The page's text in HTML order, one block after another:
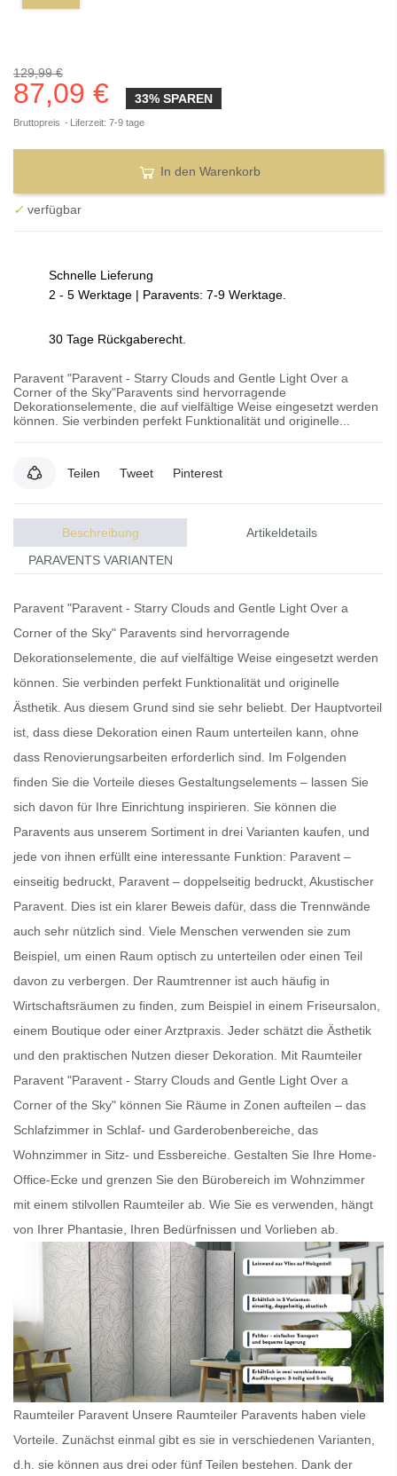
129,99 €
87,09 € 33% SPAREN
Bruttopreis Liferzeit: 7-9 tage
In den Warenkorb
✓ verfügbar
Schnelle Lieferung
2 - 5 Werktage | Paravents: 7-9 Werktage.
30 Tage Rückgaberecht.
Paravent "Paravent - Starry Clouds and Gentle Light Over a
Corner of the Sky"Paravents sind hervorragende
Dekorationselemente, die auf vielfältige Weise eingesetzt werden
können. Sie verbinden perfekt Funktionalität und originelle...
Teilen Tweet Pinterest
Beschreibung
Artikeldetails
PARAVENTS VARIANTEN
Paravent "Paravent - Starry Clouds and Gentle Light Over a
Corner of the Sky" Paravents sind hervorragende
Dekorationselemente, die auf vielfältige Weise eingesetzt werden
können. Sie verbinden perfekt Funktionalität und originelle
Ästhetik. Aus diesem Grund sind sie sehr beliebt. Der Hauptvorteil
ist, dass diese Dekoration einen Raum unterteilen kann, ohne
dass Renovierungsarbeiten erforderlich sind. Im Folgenden
finden Sie die Vorteile dieses Gestaltungselements – lassen Sie
sich davon für Ihre Einrichtung inspirieren. Sie können die
Paravents aus unserem Sortiment in drei Varianten kaufen, und
jede von ihnen erfüllt eine interessante Funktion: Paravent –
einseitig bedruckt, Paravent – doppelseitig bedruckt, Akustischer
Paravent. Dies ist ein klarer Beweis dafür, dass die Trennwände
auch sehr nützlich sind. Viele Menschen verwenden sie zum
Beispiel, um einen Raum optisch zu unterteilen oder einen Teil
davon zu verbergen. Der Raumtrenner ist auch häufig in
Wirtschaftsräumen zu finden, zum Beispiel in einem Friseursalon,
einem Boutique oder einer Arztpraxis. Jeder schätzt die Ästhetik
und den praktischen Nutzen dieser Dekoration. Mit Raumteiler
Paravent "Paravent - Starry Clouds and Gentle Light Over a
Corner of the Sky" können Sie Räume in Zonen aufteilen – das
Schlafzimmer in Schlaf- und Garderobenbereiche, das
Wohnzimmer in Sitz- und Essbereiche. Gestalten Sie Ihre Home-
Office-Ecke und grenzen Sie den Bürobereich im Wohnzimmer
mit einem stilvollen Raumteiler ab. Wie Sie es verwenden, hängt
von Ihrer Phantasie, Ihren Bedürfnissen und Vorlieben ab.
Raumteiler Paravent Unsere Raumteiler Paravents haben viele
Vorteile. Zunächst einmal gibt es sie in verschiedenen Varianten,
d.h. sie können aus drei oder fünf Teilen bestehen. Dank der